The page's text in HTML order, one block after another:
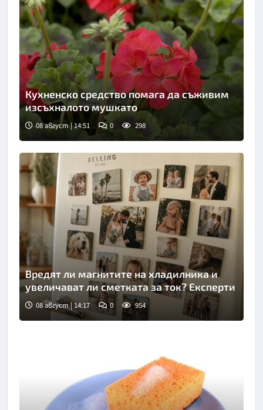
Кухненско средство помага да съживим
изсъхналото мушкато
08 август | 14:51 0 298
Вредят ли магнитите на хладилника и
увеличават ли сметката за ток? Експерти
08 август | 14:17 0 954